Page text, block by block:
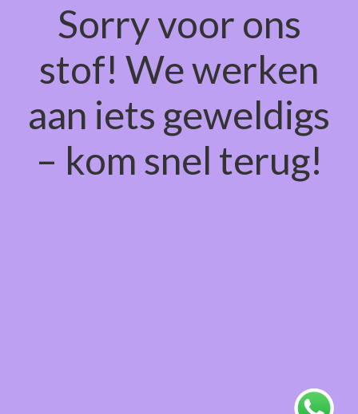
Sorry voor ons
stof! We werken
aan iets geweldigs
– kom snel terug!